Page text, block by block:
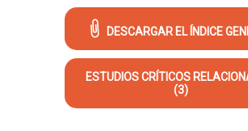
DESCARGAR EL ÍNDICE
ESTUDIOS CRÍTICOS
(3)